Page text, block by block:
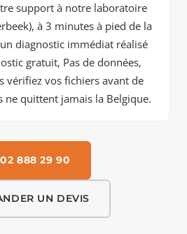
support à notre laboratoire
à 3 minutes à pied de la
diagnostic immédiat réalisé
gratuit, Pas de données,
vérifiez vos fichiers avant de
ne quittent jamais la Belgique.
02 888 29 90
UN DEVIS